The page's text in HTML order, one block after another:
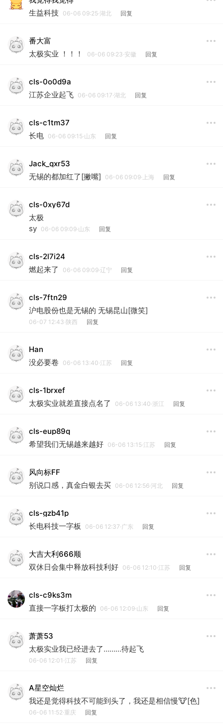
生益科技
06-06 09:25·湖北 回复
番大富
太极实业 ！！！
06-06 09:23·安徽 回复
cls-0o0d9a
江苏企业起飞 06-06 09:17·湖北 回复
cls-c1tm37
长电 06-06 09:15·山东 回复
Jack_qxr53
无锡的都加红了[撇嘴]
06-06 09:09·上海 回复
cls-0xy67d
太极
sy 06-06 09:09·山东 回复
cls-2l7i24
燃起来了
06-06 09:09·辽宁 回复
cls-7ftn29
沪电股份也是无锡的 无锡昆山[微笑]
06-07 12:43·陕西 回复
Han
没必要卷
06-06 13:40·江苏 回复
cls-1brxef
太极实业就差直接点名了
06-06 13:40·浙江 回复
cls-eup89q
希望我们无锡越来越好 06-06 13:15·江苏 回复
风向标FF
别说口感，真金白银去买 06-06 12:56·河北 回复
cls-gzb41p
长电科技一字板
06-06 12:37·广东 回复
大吉大利666顺
双休日会集中释放科技利好 06-06 12:10·江苏 回复
cls-c9ks3m
直接一字板打太极的
06-06 12:09·山东 回复
萧萧53
太极实业我已经进去了………待起飞
06-06 12:01·江苏 回复
A星空灿烂
我还是觉得科技不可能到头了，我还是相信慢🐮[色]
06-06 11:52·重庆 回复